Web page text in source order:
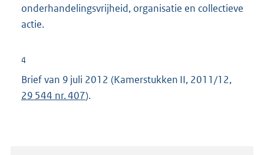
onderhandelingsvrijheid, organisatie en collectieve
actie.
4
Brief van 9 juli 2012 (Kamerstukken II, 2011/12,
29 544 nr. 407).